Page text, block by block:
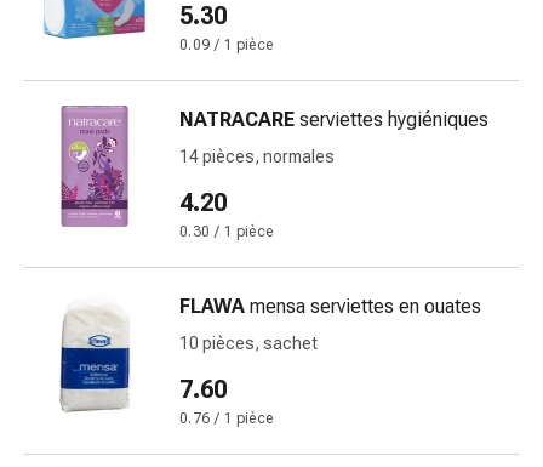
circulatoires
Arrêt
Troubles
veineux
Coagulation
Troubles
Troubles
la
5.30
0.09 / 1 pièce
NATRACARE serviettes hygiéniques
14 pièces, normales
4.20
0.30 / 1 pièce
FLAWA mensa serviettes en ouates
10 pièces, sachet
7.60
0.76 / 1 pièce